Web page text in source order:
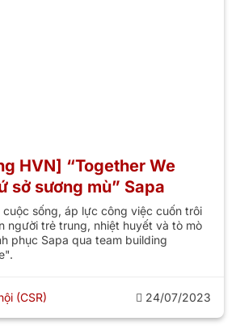
HVN] “Together We
sở sương mù” Sapa
cuộc sống, áp lực công việc cuốn trôi
người trẻ trung, nhiệt huyết và tò mò
phục Sapa qua team building
(CSR) 24/07/2023